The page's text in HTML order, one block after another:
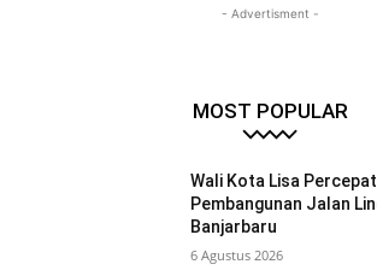
- Advertisment -
MOST POPULAR
Wali Kota Lisa
Pembangunan Jalan
Banjarbaru
6 Agustus 2026